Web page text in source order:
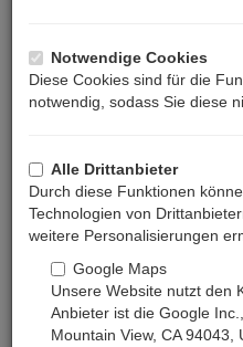
Notwendige Cookies
Diese Cookies sind für die
notwendig, sodass Sie diese
Alle Drittanbieter
Durch diese Funktionen
Technologien von
weitere Personalisierungen
Google Maps
Unsere Website nutzt den
Anbieter ist die Google
Mountain View, CA 94043,